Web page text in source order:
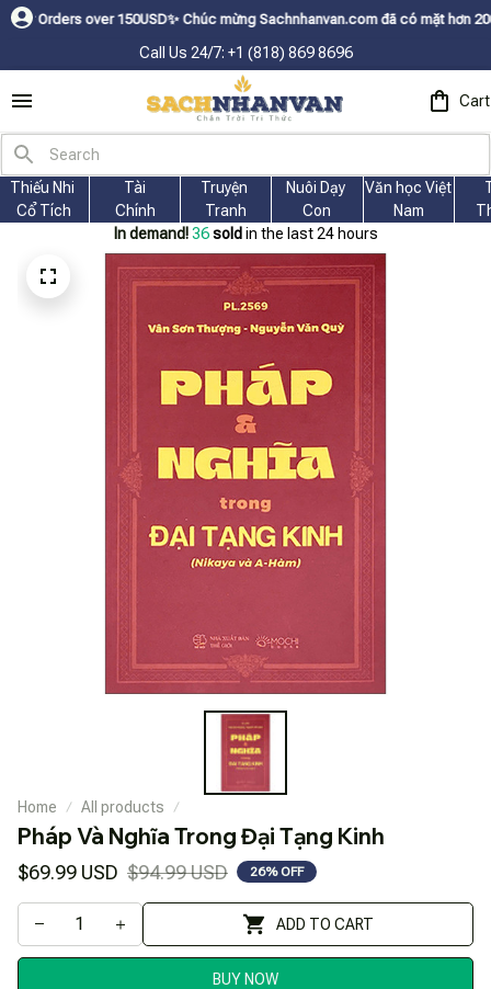
150USDㅤ✨Chúc mừng Sachnhanvan.com đã có mặt hơn 200 quốc gia
Call Us 24/7: +1 (818) 869 8696
Cart
Thiếu Nhi
Cổ Tích
Tài
Chính
Truyện
Tranh
Nuôi Dạy
Con
Văn học Việt
Nam
In demand! 37 sold in the last 24 hours
Home All products
Pháp Và Nghĩa Trong Đại Tạng Kinh
$69.99 USD $94.99 USD 26% OFF
ADD TO CART
BUY NOW